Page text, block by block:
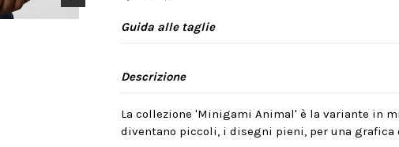
Guida alle taglie
Descrizione
La collezione 'Minigami Animal' è la variante in
diventano piccoli, i disegni pieni, per una grafica